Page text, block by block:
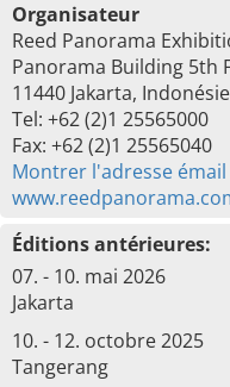
Organisateur
Reed Panorama
Panorama Building 5th
11440 Jakarta, Indonésie
Tel: +62 (2)1 25565000
Fax: +62 (2)1 25565040
Montrer l'adresse émail
Éditions antérieures:
07. - 10. mai 2026
Jakarta
10. - 12. octobre 2025
Tangerang